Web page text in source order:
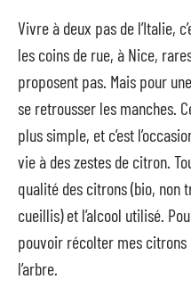
Vivre à deux pas de l’Italie,
les coins de rue, à Nice,
proposent pas. Mais pour
se retrousser les manches.
plus simple, et c’est
vie à des zestes de citron.
qualité des citrons (bio, non
cueillis) et l’alcool utilisé.
pouvoir récolter mes
l’arbre.